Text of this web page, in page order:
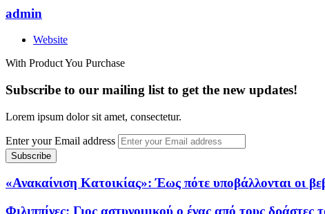
admin
Website
With Product You Purchase
Subscribe to our mailing list to get the new updates!
Lorem ipsum dolor sit amet, consectetur.
Enter your Email address
«Ανακαίνιση Κατοικίας»: Έως πότε υποβάλλονται οι
Φιλιππίνες: Γιος αστυνομικού ο ένας από τους